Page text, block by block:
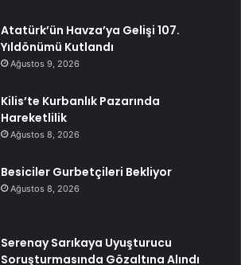
Atatürk’ün Havza’ya Gelişi 107.
Yıldönümü Kutlandı
Ağustos 9, 2026
Kilis’te Kurbanlık Pazarında
Hareketlilik
Ağustos 8, 2026
Besiciler Gurbetçileri Bekliyor
Ağustos 8, 2026
Serenay Sarıkaya Uyuşturucu
Soruşturmasında Gözaltına Alındı